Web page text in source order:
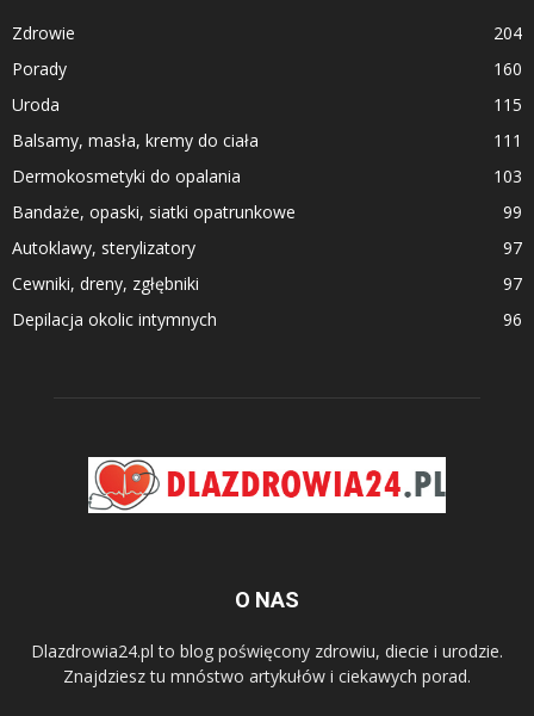
Zdrowie
204
Porady
160
Uroda
115
Balsamy, masła, kremy do ciała
111
Dermokosmetyki do opalania
103
Bandaże, opaski, siatki opatrunkowe
99
Autoklawy, sterylizatory
97
Cewniki, dreny, zgłębniki
97
Depilacja okolic intymnych
96
O NAS
Dlazdrowia24.pl to blog poświęcony zdrowiu, diecie i urodzie.
Znajdziesz tu mnóstwo artykułów i ciekawych porad.